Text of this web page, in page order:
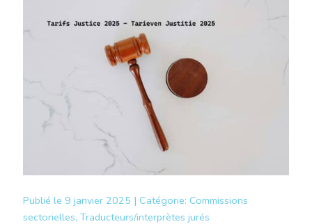
Publié le 9 janvier 2025 | Catégorie: Commissions
sectorielles, Traducteurs/interprètes jurés